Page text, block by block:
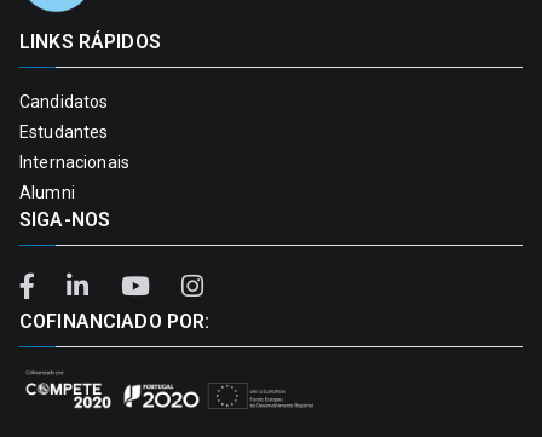
LINKS RÁPIDOS
Candidatos
Estudantes
Internacionais
Alumni
SIGA-NOS
COFINANCIADO POR: